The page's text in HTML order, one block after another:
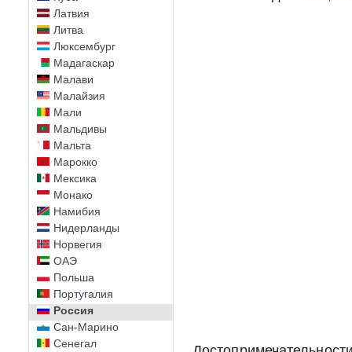
Латвия
Литва
Люксембург
Мадагаскар
Малави
Малайзия
Мали
Мальдивы
Мальта
Марокко
Мексика
Монако
Намибия
Нидерланды
Норвегия
ОАЭ
Польша
Португалия
Россия
Сан-Марино
Сенегал